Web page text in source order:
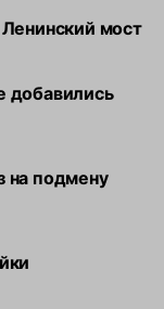
мост
добавились
на подмену